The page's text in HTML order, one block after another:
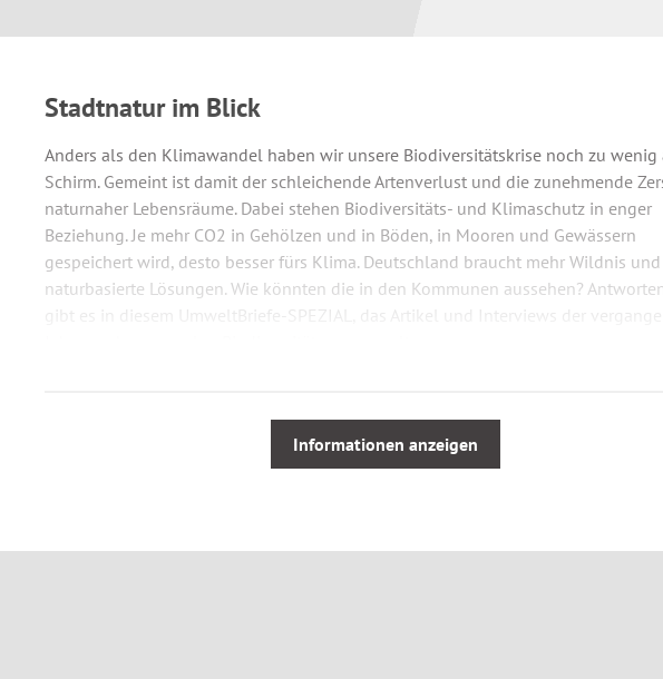
Stadtnatur im Blick
Anders als den Klimawandel haben wir unsere Biodiversitätskrise noch zu wenig
Schirm. Gemeint ist damit der schleichende Artenverlust und die zunehmende
naturnaher Lebensräume. Dabei stehen Biodiversitäts- und Klimaschutz in enger
Beziehung. Je mehr CO2 in Gehölzen und in Böden, in Mooren und Gewässern
gespeichert wird, desto besser fürs Klima. Deutschland braucht mehr Wildnis und
naturbasierte Lösungen. Wie könnten die in den Kommunen aussehen?
gibt es in diesem UmweltBriefe-SPEZIAL, das Artikel und Interviews der
Informationen anzeigen